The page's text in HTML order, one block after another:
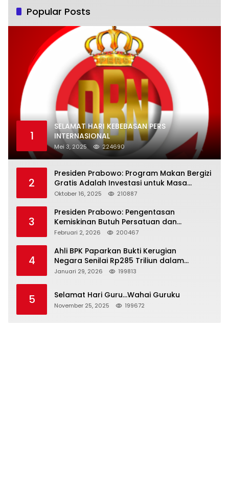
Popular Posts
1
SELAMAT HARI KEBEBASAN PERS
INTERNASIONAL
Mei 3, 2025 224690
2
Presiden Prabowo: Program Makan Bergizi
Gratis Adalah Investasi untuk Masa
Depan Bangsa
Oktober 16, 2025 210887
3
Presiden Prabowo: Pengentasan
Kemiskinan Butuh Persatuan dan
Kepemimpinan yang Bertanggung Jawab
Februari 2, 2026 200467
4
Ahli BPK Paparkan Bukti Kerugian
Negara Senilai Rp285 Triliun dalam
Persidangan Korupsi PT Pertamina
Januari 29, 2026 199813
5 Selamat Hari Guru…Wahai Guruku
November 25, 2025 199672